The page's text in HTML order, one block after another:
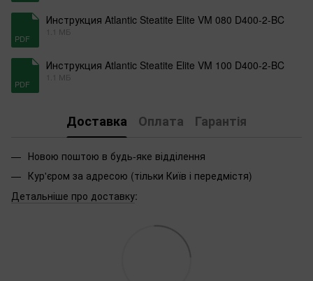
PDF
Инструкция Atlantic Steatite Elite VM 080 D400-2-BC
1.1 МБ
PDF
Инструкция Atlantic Steatite Elite VM 100 D400-2-BC
1.1 МБ
Доставка Оплата Гарантія
Новою поштою в будь-яке відділення
Кур'єром за адресою (тільки Київ і передмістя)
Детальніше про доставку: